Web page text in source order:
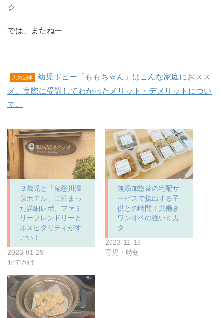
☆
では、またねー
人気記事
幼児ポピー「ももちゃん」はこんな家庭におスス
メ。実際に受講してわかったメリット・デメリットについ
て。
３歳児と「鬼怒川温
泉ホテル」に泊まっ
た詳細レポ。ファミ
リーフレンドリーと
ホスピタリティがす
ごい！
2023-01-29
おでかけ
無添加惣菜の宅配サ
ービスで捻出する子
供との時間！共働き
ワンオペの強いミカ
タ
2023-11-16
育児・時短